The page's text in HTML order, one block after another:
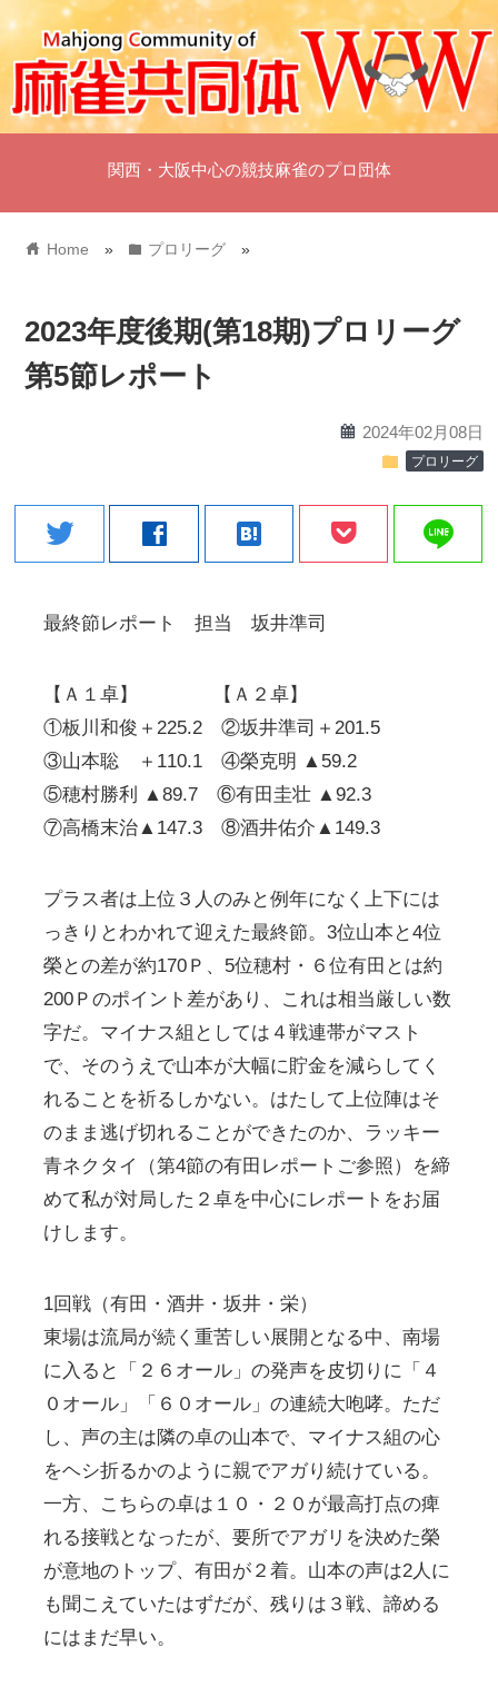
関西・大阪中心の競技麻雀のプロ団体
home Home » folder プロリーグ »
2023年度後期(第18期)プロリーグ
第5節レポート
calendar 2024年02月08日
folder プロリーグ
twitter facebook hatenabookmark line
最終節レポート 担当 坂井準司
【Ａ１卓】 【Ａ２卓】
①板川和俊＋225.2 ②坂井準司＋201.5
③山本聡 ＋110.1 ④榮克明 ▲59.2
⑤穂村勝利 ▲89.7 ⑥有田圭壮 ▲92.3
⑦高橋末治▲147.3 ⑧酒井佑介▲149.3
プラス者は上位３人のみと例年になく上下には
っきりとわかれて迎えた最終節。3位山本と4位
榮との差が約170Ｐ、5位穂村・６位有田とは約
200Ｐのポイント差があり、これは相当厳しい数
字だ。マイナス組としては４戦連帯がマスト
で、そのうえで山本が大幅に貯金を減らしてく
れることを祈るしかない。はたして上位陣はそ
のまま逃げ切れることができたのか、ラッキー
青ネクタイ（第4節の有田レポートご参照）を締
めて私が対局した２卓を中心にレポートをお届
けします。
1回戦（有田・酒井・坂井・栄）
東場は流局が続く重苦しい展開となる中、南場
に入ると「２６オール」の発声を皮切りに「４
０オール」「６０オール」の連続大咆哮。ただ
し、声の主は隣の卓の山本で、マイナス組の心
をヘシ折るかのように親でアガり続けている。
一方、こちらの卓は１０・２０が最高打点の痺
れる接戦となったが、要所でアガリを決めた榮
が意地のトップ、有田が２着。山本の声は2人に
も聞こえていたはずだが、残りは３戦、諦める
にはまだ早い。